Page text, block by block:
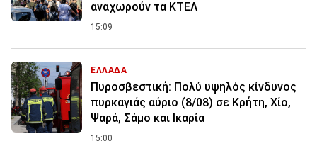
αναχωρούν τα ΚΤΕΛ
15:09
ΕΛΛΑΔΑ
Πυροσβεστική: Πολύ υψηλός κίνδυνος
πυρκαγιάς αύριο (8/08) σε Κρήτη, Χίο,
Ψαρά, Σάμο και Ικαρία
15:00